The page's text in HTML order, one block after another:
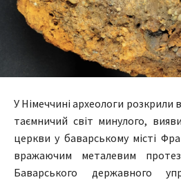
У Німеччині археологи розкрили
таємничий світ минулого,
церкви у баварському місті
вражаючим металевим
Баварського державного